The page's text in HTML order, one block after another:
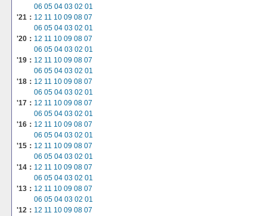
06 05 04 03 02 01
'21： 12 11 10 09 08 07
06 05 04 03 02 01
'20： 12 11 10 09 08 07
06 05 04 03 02 01
'19： 12 11 10 09 08 07
06 05 04 03 02 01
'18： 12 11 10 09 08 07
06 05 04 03 02 01
'17： 12 11 10 09 08 07
06 05 04 03 02 01
'16： 12 11 10 09 08 07
06 05 04 03 02 01
'15： 12 11 10 09 08 07
06 05 04 03 02 01
'14： 12 11 10 09 08 07
06 05 04 03 02 01
'13： 12 11 10 09 08 07
06 05 04 03 02 01
'12： 12 11 10 09 08 07